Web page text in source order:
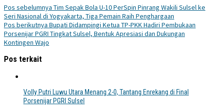
Pos sebelumnya Tim Sepak Bola U-10 PerSpin Pinrang Wakili Sulsel ke
Seri Nasional di Yogyakarta, Tiga Pemain Raih Penghargaan
Pos berikutnya Bupati Didampingi Ketua TP-PKK Hadiri Pembukaan
Porsenijar PGRI Tingkat Sulsel, Bentuk Apresiasi dan Dukungan
Kontingen Wajo
Pos terkait
Volly Putri Luwu Utara Menang 2-0, Tantang Enrekang di Final
Porsenijar PGRI Sulsel